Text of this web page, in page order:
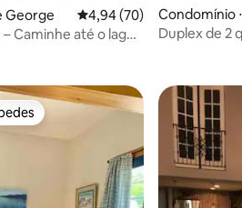
5, 41 avaliações
George 4,94 de uma avaliação
4,94 (70)
Caminhe até o lago
Condomínio
Duplex de 2